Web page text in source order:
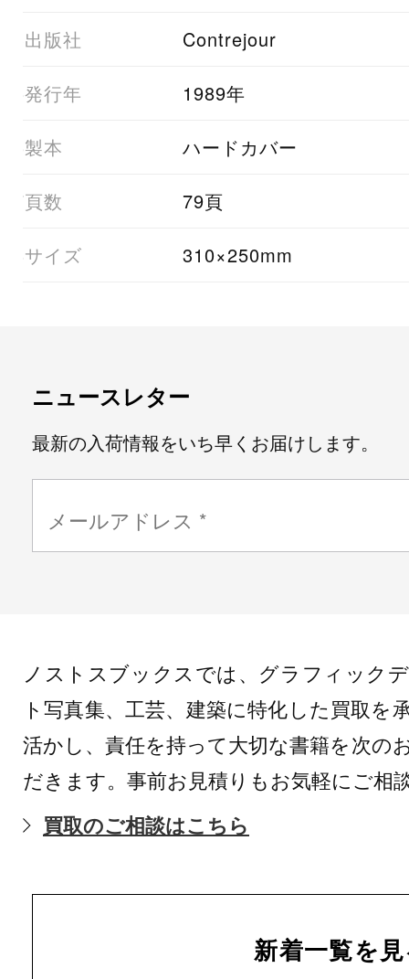
03出版社 Contrejour
05発行年 1989年
06製本 ハードカバー
07頁数 79頁
08サイズ 310×250mm
ニュースレター
最新の入荷情報をいち早くお届けします。
ノストスブックスでは、グラフィック
ト写真集、工芸、建築に特化した買取を
活かし、責任を持って大切な書籍を次の
だきます。事前お見積りもお気軽にご相
買取のご相談はこちら
新着一覧を